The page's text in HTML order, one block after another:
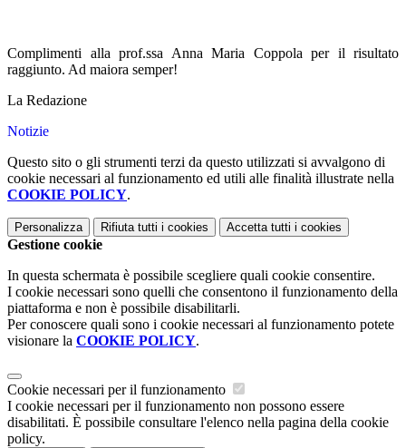
Complimenti alla prof.ssa Anna Maria Coppola per il risultato
raggiunto. Ad maiora semper!
La Redazione
Notizie
Questo sito o gli strumenti terzi da questo utilizzati si avvalgono di
cookie necessari al funzionamento ed utili alle finalità illustrate nella
COOKIE POLICY.
Personalizza Rifiuta tutti i cookies Accetta tutti i cookies
Gestione cookie
In questa schermata è possibile scegliere quali cookie consentire.
I cookie necessari sono quelli che consentono il funzionamento della
piattaforma e non è possibile disabilitarli.
Per conoscere quali sono i cookie necessari al funzionamento potete
visionare la COOKIE POLICY.
Cookie necessari per il funzionamento
I cookie necessari per il funzionamento non possono essere
disabilitati. È possibile consultare l'elenco nella pagina della cookie
policy.